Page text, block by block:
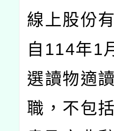
線上股份
自 114年1
選讀物適
職，不包